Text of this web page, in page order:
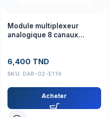
Module multiplexeur
analogique 8 canaux
6,400 TND
SKU: DAR-02-E114
Acheter